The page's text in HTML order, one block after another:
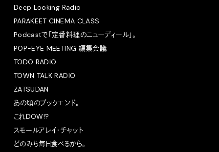
Deep Looking Radio
PARAKEET CINEMA CLASS
Podcastで「定番料理のニューディール」。
POP-EYE MEETING 編集会議
TODO RADIO
TOWN TALK RADIO
ZATSUDAN
あの頃のブックエンド。
これDOW!?
スモールアレイ・チャット
どのみち毎日食べるから。